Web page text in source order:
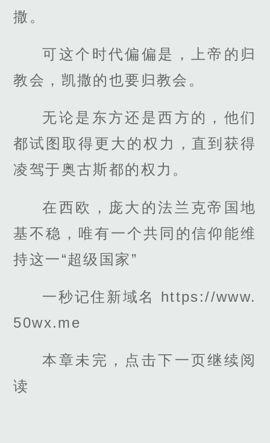
撒。
可这个时代偏偏是，上帝的归
教会，凯撒的也要归教会。
无论是东方还是西方的，他们
都试图取得更大的权力，直到获得
凌驾于奥古斯都的权力。
在西欧，庞大的法兰克帝国地
基不稳，唯有一个共同的信仰能维
持这一“超级国家”
一秒记住新域名 https://www.
50wx.me
本章未完，点击下一页继续阅
读